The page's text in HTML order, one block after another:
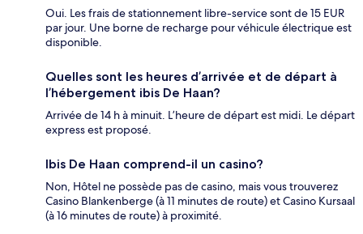
Oui. Les frais de stationnement libre-service sont de 15 EUR
par jour. Une borne de recharge pour véhicule électrique est
disponible.
Quelles sont les heures d’arrivée et de départ à
l’hébergement ibis De Haan?
Arrivée de 14 h à minuit. L’heure de départ est midi. Le départ
express est proposé.
Ibis De Haan comprend-il un casino?
Non, Hôtel ne possède pas de casino, mais vous trouverez
Casino Blankenberge (à 11 minutes de route) et Casino Kursaal
(à 16 minutes de route) à proximité.